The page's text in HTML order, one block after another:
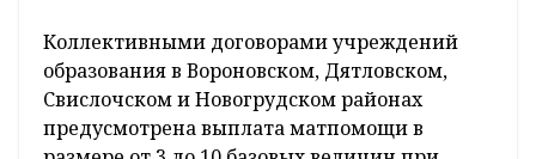
Коллективными договорами уч­реж­дений
образования в Вороновском, Дятловском,
Свислочском и Новогрудском районах
предусмотрена выплата матпомощи в